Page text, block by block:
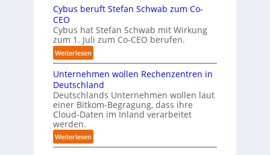
e
u
n
v
i
l
e
A
b
u
d
i
e
I
p
l
e
m
e
n
t
i
-
o
m
m
i
s
i
o
n
t
a
Cybus beruft Stefan Schwab zum Co-
CEO
Cybus hat Stefan Schwab mit Wirkung
zum 1. Juli zum Co-CEO berufen.
Weiterlesen:
C
y
b
u
s
b
r
u
Unternehmen wollen Rechenzentren in
Deutschland
Deutschlands Unternehmen wollen laut
einer Bitkom-Begragung, dass ihre
Cloud-Daten im Inland verarbeitet
werden.
Weiterlesen:
U